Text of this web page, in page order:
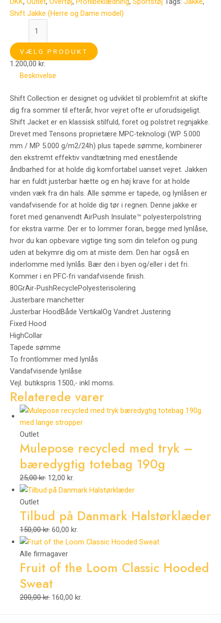
Shift Jakke (Herre og Dame model)
VÆLG PRODUKT
1.200,00 kr.
Beskrivelse
Shift Collection er designet og udviklet til problemfrit at skifte
dig fra sommer til efterår, hvor vejret ofte er uforudsigeligt.
Shift Jacket er en klassisk stilfuld, foret og polstret regnjakke.
Drevet med Tensons proprietære MPC-teknologi (WP 5.000
mm / MP 5.000 g/m2/24h) plus tapede sømme, kombinerer
den ekstremt effektiv vandtætning med enestående
åndbarhed for at holde dig komfortabel uanset vejret. Jakken
har en fuldt justerbar hætte og en høj krave for at holde
vinden væk fra din hals. Alle sømme er tapede, og lynlåsen er
vandafvisende for at holde dig tør i regnen. Denne jakke er
foret med genanvendt AirPush Insulate™ polyesterpolstring
for ekstra varme. Der er to lommer foran, begge med lynlåse,
hvor du kan opbevare vigtige ting som din telefon og pung
uden at bekymre dig om at miste dem. Den har også en
inderlomme med lynlås. Bær den i byen og/eller i det fri.
Kommer i en PFC-fri vandafvisende finish.
80GrAir-PushRecyclePolyesterisolering
Justerbare manchetter
Justerbar HoodBåde VertikalOg Vandret Justering
Fixed Hood
HighCollar
Tapede sømme
To frontlommer med lynlås
Vandafvisende lynlåse
Vejl. butikspris 1500,- inkl moms.
Relaterede varer
Outlet
Mulepose recycled med tryk –
bæredygtig totebag 190g
25,00kr. 12,00 kr.
Outlet
Tilbud på Danmark Halstørklæder
150,00kr. 60,00 kr.
Alle firmagaver
Fruit of the Loom Classic Hooded
Sweat
200,00kr. 160,00 kr.